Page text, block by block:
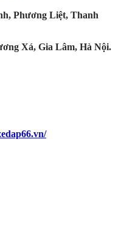
Phương Liệt, Thanh
Xá, Gia Lâm, Hà Nội.